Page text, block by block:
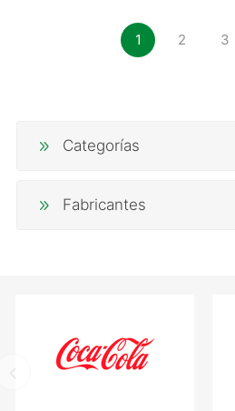
1 2 3
Categorías
Fabricantes